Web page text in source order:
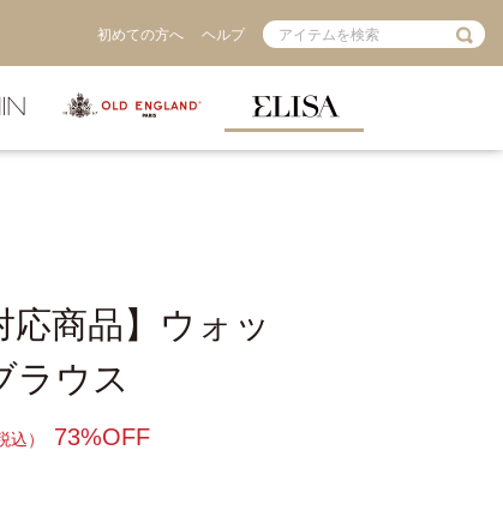
初めての方へ ヘルプ
応商品】ウォッ
ラウス
込） 73%OFF